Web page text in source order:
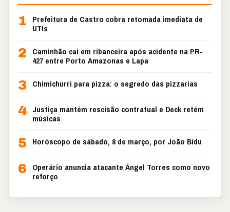
1
Prefeitura de Castro cobra retomada imediata de
UTIs
2
Caminhão cai em ribanceira após acidente na PR-
427 entre Porto Amazonas e Lapa
3 Chimichurri para pizza: o segredo das pizzarias
4 Justiça mantém rescisão contratual e Deck retém
músicas
5 Horóscopo de sábado, 8 de março, por João Bidu
6 Operário anuncia atacante Ángel Torres como novo
reforço